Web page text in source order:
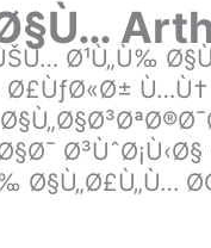
Ø¹Ù„Ù‰
Ù…Ù†